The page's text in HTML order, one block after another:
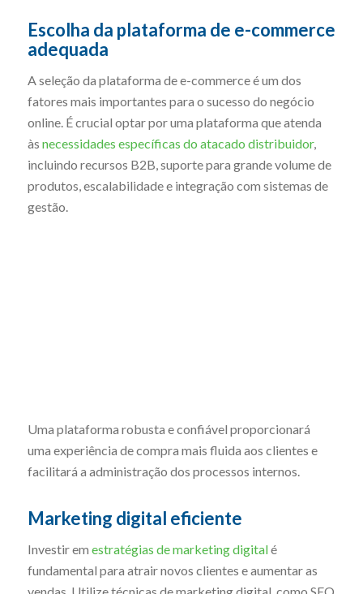
Escolha da plataforma de e-commerce
adequada
A seleção da plataforma de e-commerce é um dos
fatores mais importantes para o sucesso do negócio
online. É crucial optar por uma plataforma que atenda
às necessidades específicas do atacado distribuidor,
incluindo recursos B2B, suporte para grande volume de
produtos, escalabilidade e integração com sistemas de
gestão.
Uma plataforma robusta e confiável proporcionará
uma experiência de compra mais fluida aos clientes e
facilitará a administração dos processos internos.
Marketing digital eficiente
Investir em estratégias de marketing digitalé
fundamental para atrair novos clientes e aumentar as